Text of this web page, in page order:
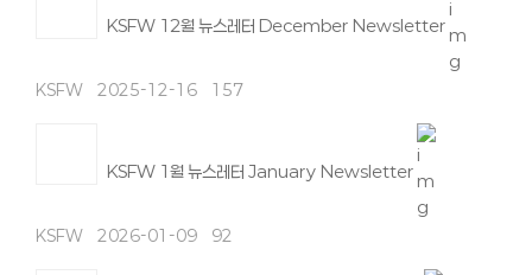
KSFW 12월 뉴스레터 December Newsletter
KSFW 2025-12-16 157
KSFW 1월 뉴스레터 January Newsletter
KSFW 2026-01-09 92